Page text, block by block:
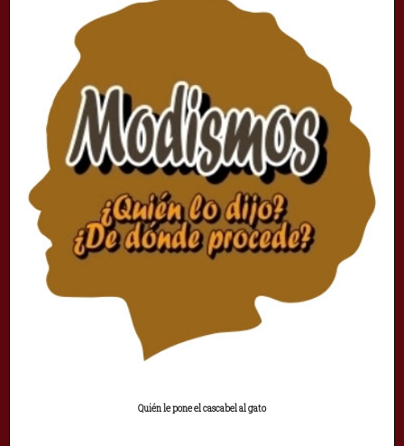
Quién le pone el cascabel al gato